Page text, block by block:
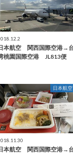
本航空 関西国際空港→
桃園国際空港 JL813便
日本航空
本航空 関西国際空港→